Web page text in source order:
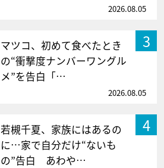
2026.08.05
3
マツコ、初めて食べたとき
の“衝撃度ナンバーワングル
メ”を告白「…
2026.08.05
4
若槻千夏、家族にはあるの
に…家で自分だけ“ないも
の”告白 あわや…